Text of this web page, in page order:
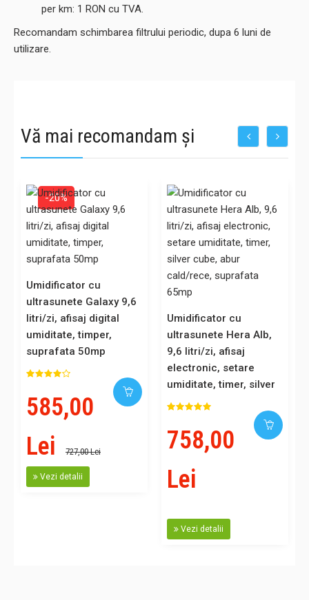
per km: 1 RON cu TVA.
Recomandam schimbarea filtrului periodic, dupa 6 luni de
utilizare.
Vă mai recomandam și
-20%
Umidificator cu
ultrasunete Galaxy 9,6
litri/zi, afisaj digital
umiditate, timper,
suprafata 50mp
585,00
Lei
727,00 Lei
Vezi detalii
Umidificator cu
ultrasunete Hera Alb,
9,6 litri/zi, afisaj
electronic, setare
umiditate, timer, silver
cube, abur cald/rece,
758,00
Lei
Vezi detalii